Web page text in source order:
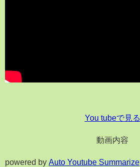
You tubeで見る
動画内容
powered by Auto Youtube Summarize